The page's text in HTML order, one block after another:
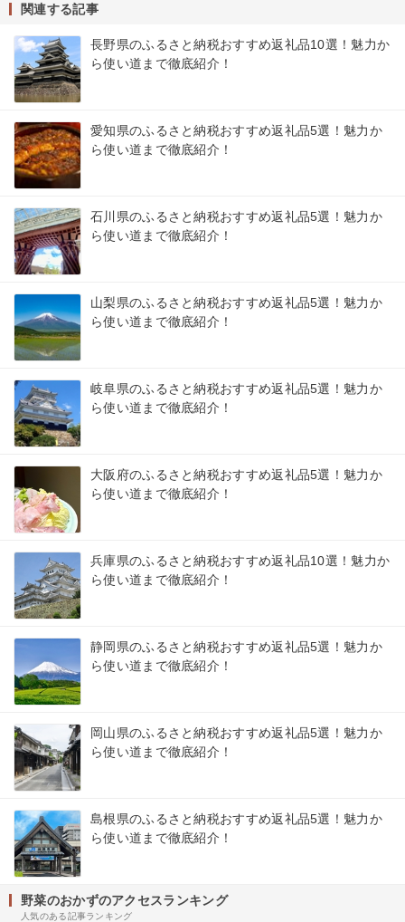
関連する記事
長野県のふるさと納税おすすめ返礼品10選！魅力か
ら使い道まで徹底紹介！
愛知県のふるさと納税おすすめ返礼品5選！魅力か
ら使い道まで徹底紹介！
石川県のふるさと納税おすすめ返礼品5選！魅力か
ら使い道まで徹底紹介！
山梨県のふるさと納税おすすめ返礼品5選！魅力か
ら使い道まで徹底紹介！
岐阜県のふるさと納税おすすめ返礼品5選！魅力か
ら使い道まで徹底紹介！
大阪府のふるさと納税おすすめ返礼品5選！魅力か
ら使い道まで徹底紹介！
兵庫県のふるさと納税おすすめ返礼品10選！魅力か
ら使い道まで徹底紹介！
静岡県のふるさと納税おすすめ返礼品5選！魅力か
ら使い道まで徹底紹介！
岡山県のふるさと納税おすすめ返礼品5選！魅力か
ら使い道まで徹底紹介！
島根県のふるさと納税おすすめ返礼品5選！魅力か
ら使い道まで徹底紹介！
野菜のおかずのアクセスランキング
人気のある記事ランキング